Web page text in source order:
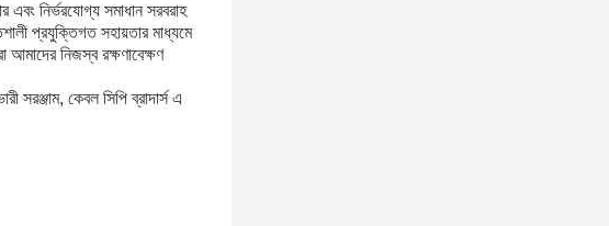
এবং নির্ভরযোগ্য সমাধান সরবরাহ
প্রযুক্তিগত সহায়তার মাধ্যমে
নিজস্ব রক্ষণাবেক্ষণ
সরঞ্জাম, কেবল সিপি ব্রাদার্স এ